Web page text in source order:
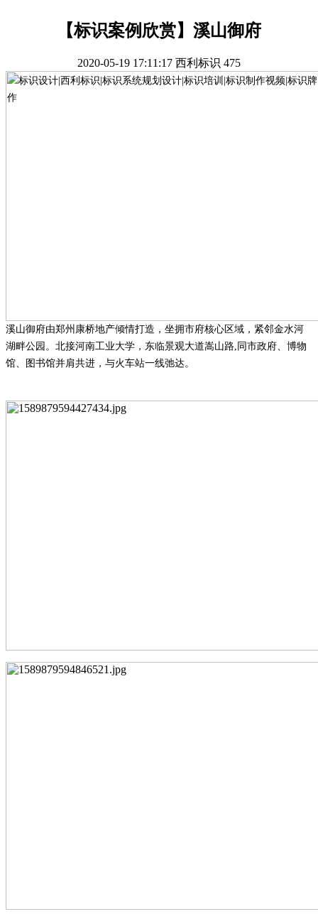
【标识案例欣赏】溪山御府
2020-05-19 17:11:17 西利标识 475
溪山御府由郑州康桥地产倾情打造，坐拥市府核心区域，紧邻金水河
湖畔公园。北接河南工业大学，东临景观大道嵩山路 同市政府、博物
馆、图书馆并肩共进，与火车站一线弛达。